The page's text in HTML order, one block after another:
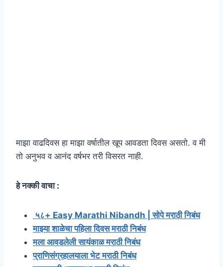
माझा वाढदिवस हा माझा वर्षातील खूप आवडता दिवस असतो. व मी
तो अनुभव व आनंद वर्षभर तरी विसरत नाही.
हे नक्की वाचा :
५८+ Easy Marathi Nibandh | सोपे मराठी निबंध
माझ्या शाळेचा पहिला दिवस मराठी निबंध
मला आवडलेली सायंकाळ मराठी निबंध
प्राणिसंग्रहालयाला भेट मराठी निबंध